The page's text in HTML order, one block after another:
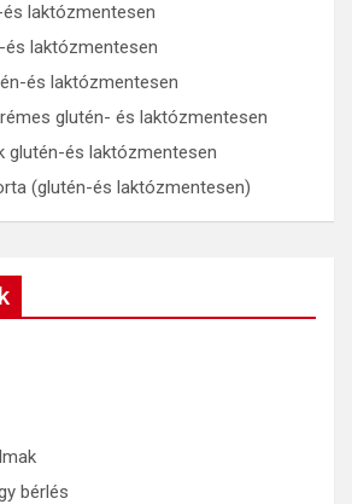
laktózmentesen
laktózmentesen
és laktózmentesen
glutén- és laktózmentesen
glutén-és laktózmentesen
(glutén-és laktózmentesen)
bérlés